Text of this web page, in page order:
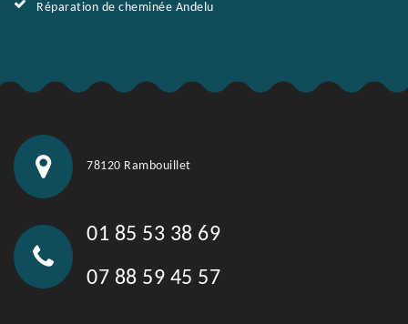
Réparation de cheminée Andelu
78120 Rambouillet
01 85 53 38 69
07 88 59 45 57